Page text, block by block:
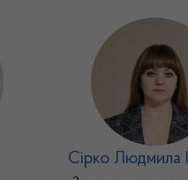
Сірко Людмила